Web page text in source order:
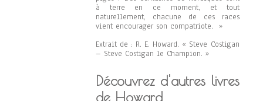
à terre en ce moment, et tout
naturellement, chacune de ces races
vient encourager son compatriote. »
Extrait de : R. E. Howard. « Steve Costigan
– Steve Costigan le Champion. »
Découvrez d'autres livres
de Howard